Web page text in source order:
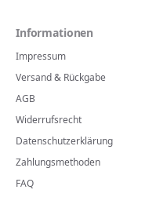
Informationen
Impressum
Versand & Rückgabe
AGB
Widerrufsrecht
Datenschutzerklärung
Zahlungsmethoden
FAQ